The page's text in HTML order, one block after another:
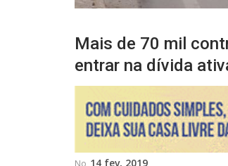
Mais de 70 mil
entrar na dívida
No 14 fev, 2019